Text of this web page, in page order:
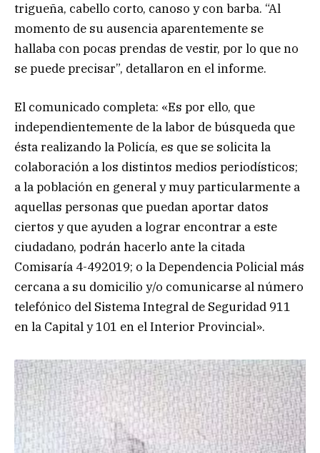
trigueña, cabello corto, canoso y con barba. “Al
momento de su ausencia aparentemente se
hallaba con pocas prendas de vestir, por lo que no
se puede precisar”, detallaron en el informe.
El comunicado completa: «Es por ello, que
independientemente de la labor de búsqueda que
ésta realizando la Policía, es que se solicita la
colaboración a los distintos medios periodísticos;
a la población en general y muy particularmente a
aquellas personas que puedan aportar datos
ciertos y que ayuden a lograr encontrar a este
ciudadano, podrán hacerlo ante la citada
Comisaría 4-492019; o la Dependencia Policial más
cercana a su domicilio y/o comunicarse al número
telefónico del Sistema Integral de Seguridad 911
en la Capital y 101 en el Interior Provincial».